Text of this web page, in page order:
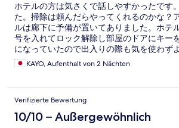
ホテルの方は気さくで話しやすかったです
た。掃除は頼んだらやってくれるのかな？
ルは廊下に予備が置いてありました。ホテ
号を入れてロック解除し部屋のドアにキー
になっていたので出入りの際も気を使わず
ら近く立地や値段を考えるととても満足で
スが特に不用という方にはおすすめです。
KAYO, Aufenthalt von 2 Nächten
Verifizierte Bewertung
10/10 – Außergewöhnlich